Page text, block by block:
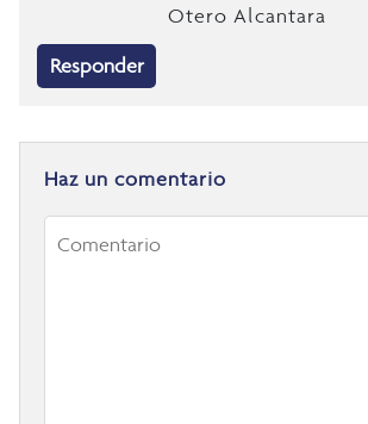
Otero Alcantara
Responder
Haz un comentario